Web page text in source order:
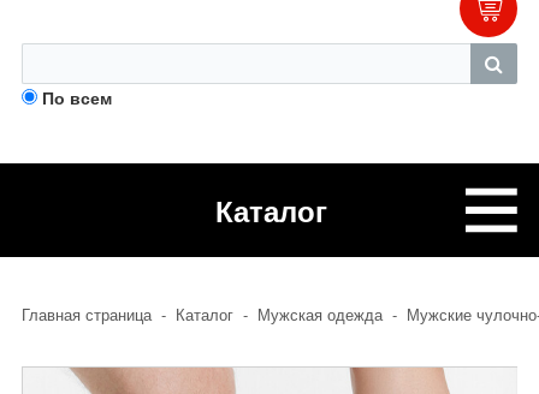
По всем
Каталог
Главная страница - Каталог - Мужская одежда - Мужские